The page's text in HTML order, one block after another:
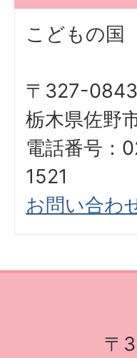
こどもの国
〒327-0843
栃木県佐野
電話番号：
1521
お問い合わ
〒